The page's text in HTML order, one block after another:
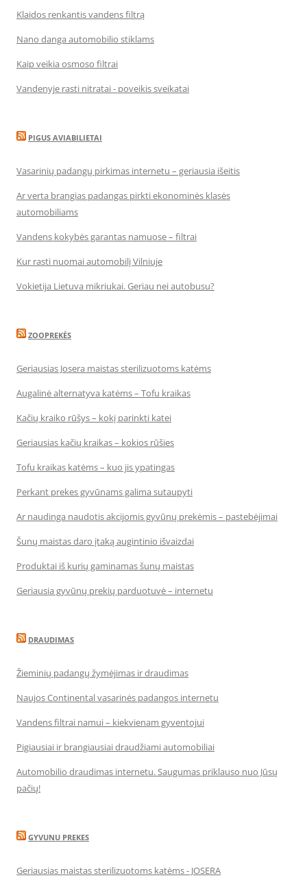
Klaidos renkantis vandens filtrą
Nano danga automobilio stiklams
Kaip veikia osmoso filtrai
Vandenyje rasti nitratai - poveikis sveikatai
PIGUS AVIABILIETAI
Vasarinių padangų pirkimas internetu – geriausia išeitis
Ar verta brangias padangas pirkti ekonominės klasės
automobiliams
Vandens kokybės garantas namuose – filtrai
Kur rasti nuomai automobilį Vilniuje
Vokietija Lietuva mikriukai. Geriau nei autobusu?
ZOOPREKĖS
Geriausias Josera maistas sterilizuotoms katėms
Augalinė alternatyva katėms – Tofu kraikas
Kačių kraiko rūšys – kokį parinkti katei
Geriausias kačių kraikas – kokios rūšies
Tofu kraikas katėms – kuo jis ypatingas
Perkant prekes gyvūnams galima sutaupyti
Ar naudinga naudotis akcijomis gyvūnų prekėmis – pastebėjimai
Šunų maistas daro įtaką augintinio išvaizdai
Produktai iš kurių gaminamas šunų maistas
Geriausia gyvūnų prekių parduotuvė – internetu
DRAUDIMAS
Žieminių padangų žymėjimas ir draudimas
Naujos Continental vasarinės padangos internetu
Vandens filtrai namui – kiekvienam gyventojui
Pigiausiai ir brangiausiai draudžiami automobiliai
Automobilio draudimas internetu. Saugumas priklauso nuo Jūsų
pačių!
GYVUNU PREKES
Geriausias maistas sterilizuotoms katėms - JOSERA